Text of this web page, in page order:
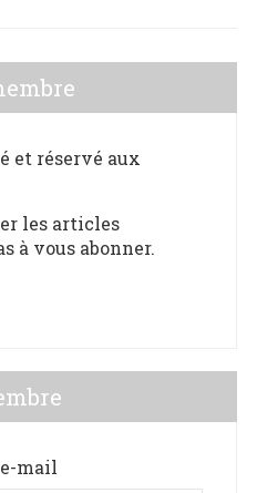
et réservé aux
les articles
à vous abonner.
mail